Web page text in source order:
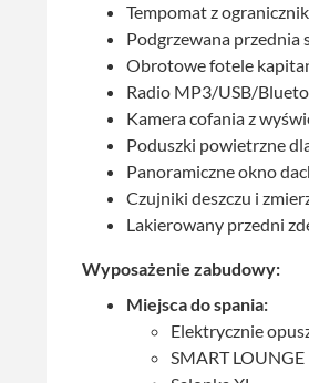
Tempomat z
Podgrzewana przednia
Obrotowe fotele
Radio MP3/USB/
Kamera cofania z
Poduszki powietrzne
Panoramiczne okno
Czujniki deszczu i
Lakierowany przedni
Wyposażenie zabudowy:
Miejsca do spania:
Elektrycznie
SMART